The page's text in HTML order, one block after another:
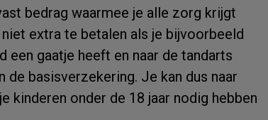
bedrag waarmee je alle zorg krijgt
extra te betalen als je bijvoorbeeld
een gaatje heeft en naar de tandarts
basisverzekering. Je kan dus naar
kinderen onder de 18 jaar nodig hebben